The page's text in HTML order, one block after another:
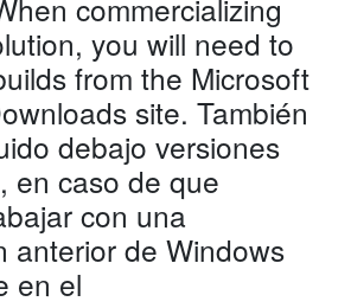
commercializing
you will need to
from the Microsoft
site. También
debajo versiones
en caso de que
con una
anterior de Windows
en el